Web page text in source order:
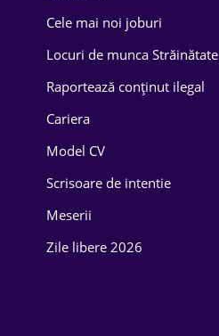
Cele mai noi joburi
Locuri de munca Străinătate
Raportează conținut ilegal
Cariera
Model CV
Scrisoare de intentie
Meserii
Zile libere 2026